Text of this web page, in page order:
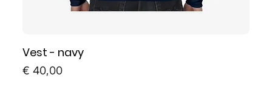
Vest - navy
Prijs
€ 40,00